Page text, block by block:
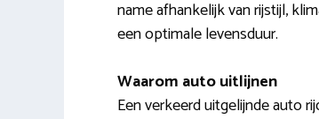
name afhankelijk van rijstijl,
een optimale levensduur.
Waarom auto uitlijnen
Een verkeerd uitgelijnde auto